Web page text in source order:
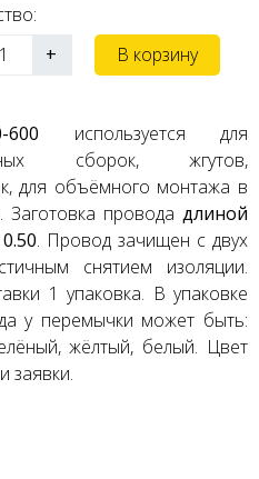
+ В корзину
используется для
сборок, жгутов,
для объёмного монтажа в
провода длиной
0.50. Провод зачищен с двух
снятием изоляции.
1 упаковка. В упаковке
у перемычки может быть:
жёлтый, белый. Цвет
заявки.